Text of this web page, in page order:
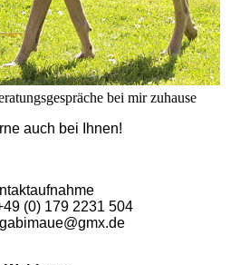
bei mir zuhause
auch bei Ihnen!
(0) 179 2231 504